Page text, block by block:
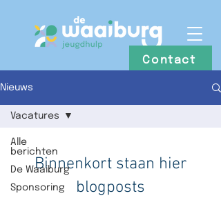
Contact
Nieuws
Alle
berichten
De Waaiburg
Sponsoring
Vacatures
Binnenkort staan hier
blogposts